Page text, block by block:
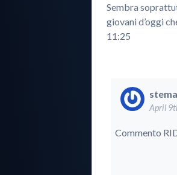
Sembra
giovani d’oggi
11:25
stema
April
Commento